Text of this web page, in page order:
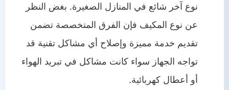
نوع آخر شائع في المنازل الصغيرة. بغض النظر
عن نوع المكيف فإن الفرق المتخصصة تضمن
تقديم خدمة مميزة وإصلاح أي مشاكل تقنية قد
تواجه الجهاز سواء كانت مشاكل في تبريد الهواء
أو أعطال كهربائية.